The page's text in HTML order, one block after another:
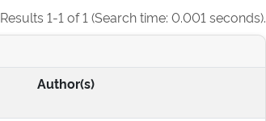
Results 1-1 of 1 (Search time: 0.001 seconds).
Author(s)